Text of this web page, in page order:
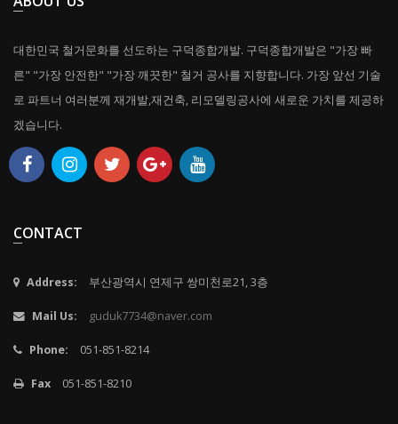
대한민국 철거문화를 선도하는 구덕종합개발. 구덕종합개발은 "가장 빠
른" "가장 안전한" "가장 깨끗한" 철거 공사를 지향합니다. 가장 앞선 기술
로 파트너 여러분께 재개발,재건축, 리모델링공사에 새로운 가치를 제공하
겠습니다.
CONTACT
Address: 부산광역시 연제구 쌍미천로21, 3층
Mail Us: guduk7734@naver.com
Phone: 051-851-8214
Fax 051-851-8210